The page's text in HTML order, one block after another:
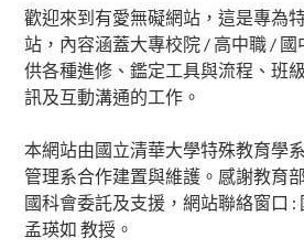
歡迎來到有愛無礙網站，這是專為
站，內容涵蓋大專校院 / 高中職 /
供各種進修、鑑定工具與流程、班
訊及互動溝通的工作。
本網站由國立清華大學特殊教育學
管理系合作建置與維護。感謝教育
國科會委託及支援，網站聯絡窗口 :
孟瑛如 教授。